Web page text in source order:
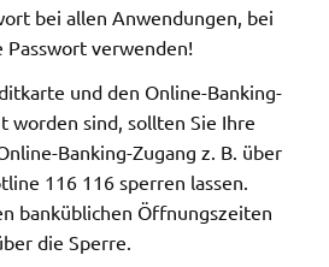
bei allen Anwendungen, bei
Passwort verwenden!
und den Online-Banking-
worden sind, sollten Sie Ihre
Banking-Zugang z. B. über
116 116 sperren lassen.
banküblichen Öffnungszeiten
die Sperre.